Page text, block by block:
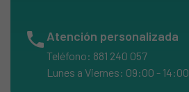
phone Atención personalizada
Teléfono: 881 240 057
Lunes a Viernes: 09:00 - 14:00